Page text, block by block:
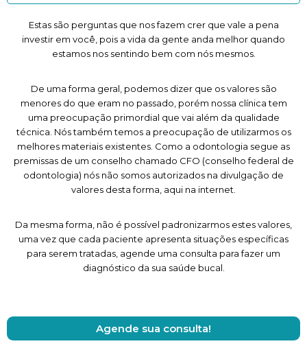
Estas são perguntas que nos fazem crer que vale a pena
investir em você, pois a vida da gente anda melhor quando
estamos nos sentindo bem com nós mesmos.
De uma forma geral, podemos dizer que os valores são
menores do que eram no passado, porém nossa clínica tem
uma preocupação primordial que vai além da qualidade
técnica. Nós também temos a preocupação de utilizarmos os
melhores materiais existentes. Como a odontologia segue as
premissas de um conselho chamado CFO (conselho federal de
odontologia) nós não somos autorizados na divulgação de
valores desta forma, aqui na internet.
Da mesma forma, não é possível padronizarmos estes valores,
uma vez que cada paciente apresenta situações específicas
para serem tratadas, agende uma consulta para fazer um
diagnóstico da sua saúde bucal.
Agende sua consulta!